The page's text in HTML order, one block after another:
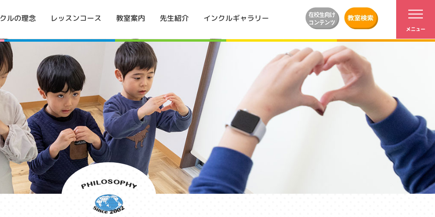
ルの理念 レッスンコース 教室案内 先生紹介 インクルギャラリー